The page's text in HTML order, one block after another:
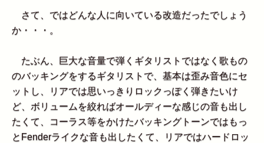
さて、ではどんな人に向いている改造だったでしょう
か・・・。
たぶん、巨大な音量で弾くギタリストではなく歌もの
のバッキングをするギタリストで、基本は歪み音色にセ
ットし、リアでは思いっきりロックっぽく弾きたいけ
ど、ボリュームを絞ればオールディーな感じの音も出し
たくて、コーラス等をかけたバッキングトーンではもっ
とFenderライクな音も出したくて、リアではハードロッ